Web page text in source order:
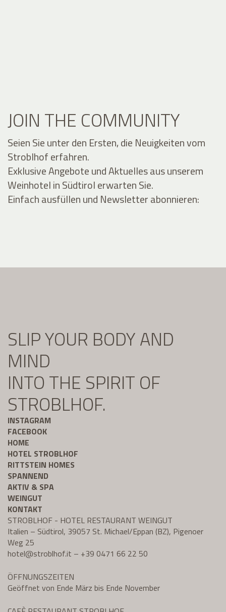
JOIN THE COMMUNITY
Seien Sie unter den Ersten, die Neuigkeiten vom
Stroblhof erfahren.
Exklusive Angebote und Aktuelles aus unserem
Weinhotel in Südtirol erwarten Sie.
Einfach ausfüllen und Newsletter abonnieren:
SLIP YOUR BODY AND
MIND
INTO THE SPIRIT OF
STROBLHOF.
INSTAGRAM
FACEBOOK
HOME
HOTEL STROBLHOF
RITTSTEIN HOMES
SPANNEND
AKTIV & SPA
WEINGUT
KONTAKT
STROBLHOF - HOTEL RESTAURANT WEINGUT
Italien – Südtirol, 39057 St. Michael/Eppan (BZ), Pigenoer
Weg 25
hotel@stroblhof.it – +39 0471 66 22 50
ÖFFNUNGSZEITEN
Geöffnet von Ende März bis Ende November